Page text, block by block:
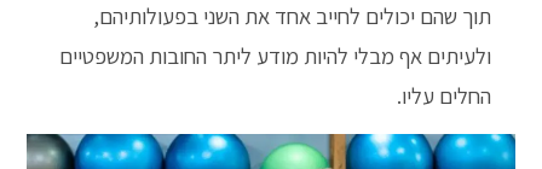
תוך שהם יכולים לחייב אחד את השני בפעולותיהם,
ולעיתים אף מבלי להיות מודע ליתר החובות המשפטיים
החלים עליו.